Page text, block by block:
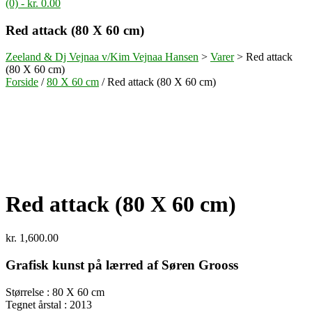
(0) - kr. 0.00
Red attack (80 X 60 cm)
Zeeland & Dj Vejnaa v/Kim Vejnaa Hansen > Varer> Red attack
(80 X 60 cm)
Forside /80 X 60 cm / Red attack (80 X 60 cm)
Red attack (80 X 60 cm)
kr. 1,600.00
Grafisk kunst på lærred af Søren Grooss
Størrelse : 80 X 60 cm
Tegnet årstal : 2013